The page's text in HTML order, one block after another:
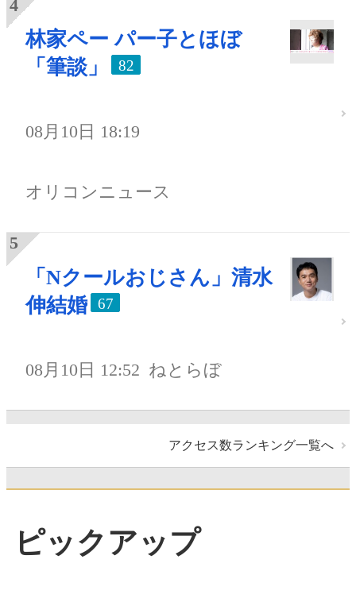
林家ペー パー子とほぼ
「筆談」
82
08月10日 18:19
オリコンニュース
「Nクールおじさん」清水
伸結婚
67
08月10日 12:52 ねとらぼ
アクセス数ランキング一覧へ
ピックアップ